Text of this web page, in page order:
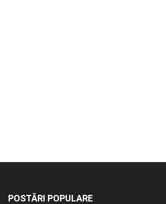
POSTĂRI POPULARE